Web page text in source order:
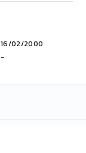
16/02/2000
-